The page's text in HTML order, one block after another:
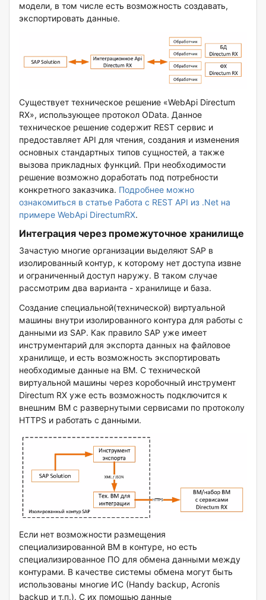
модели, в том числе есть возможность создавать,
экспортировать данные.
Существует техническое решение «WebApi Directum
RX», использующее протокол OData. Данное
техническое решение содержит REST сервис и
предоставляет API для чтения, создания и изменения
основных стандартных типов сущностей, а также
вызова прикладных функций. При необходимости
решение возможно доработать под потребности
конкретного заказчика. Подробнее можно
ознакомиться в статье Работа с REST API из .Net на
примере WebApi DirectumRX.
Интеграция через промежуточное хранилище
Зачастую многие организации выделяют SAP в
изолированный контур, к которому нет доступа извне
и ограниченный доступ наружу. В таком случае
рассмотрим два варианта - хранилище и база.
Создание специальной(технической) виртуальной
машины внутри изолированного контура для работы с
данными из SAP. Как правило SAP уже имеет
инструментарий для экспорта данных на файловое
хранилище, и есть возможность экспортировать
необходимые данные на ВМ. С технической
виртуальной машины через коробочный инструмент
Directum RX уже есть возможность подключится к
внешним ВМ с развернутыми сервисами по протоколу
HTTPS и работать с данными.
Если нет возможности размещения
специализированной ВМ в контуре, но есть
специализированное ПО для обмена данными между
контурами. В качестве системы обмена могут быть
использованы многие ИС (Handy backup, Acronis
backup и т.п.). С их помощью данные